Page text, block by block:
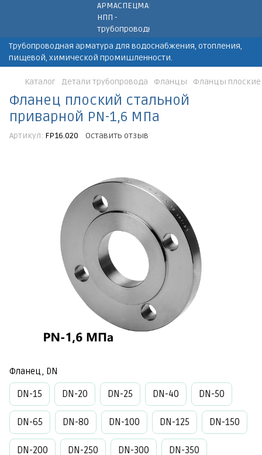
Трубопроводная арматура для водоснабжения, отопления,
пищевой, химической промишленности.
Каталог Детали трубопровода Фланцы Фланцы плоские
Фланец плоский стальной
приварной PN-1,6 МПа
Артикул: FP16.020 Оставить отзыв
Фланец, DN
DN-15 DN-20 DN-25 DN-40 DN-50
DN-65 DN-80 DN-100 DN-125 DN-150
DN-200 DN-250 DN-300 DN-350